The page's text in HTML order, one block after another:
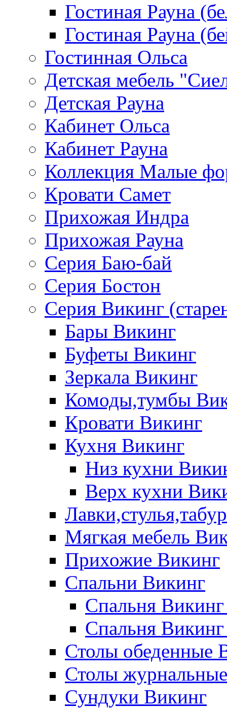
Гостиная Рауна
Гостиная Рауна
Гостинная Ольса
Детская мебель
Детская Рауна
Кабинет Ольса
Кабинет Рауна
Коллекция Малые
Кровати Самет
Прихожая Индра
Прихожая Рауна
Серия Баю-бай
Серия Бостон
Серия Викинг
Бары Викинг
Буфеты Викинг
Зеркала Викинг
Комоды,тумбы
Кровати Викинг
Кухня Викинг
Низ кухни
Верх кухни
Мягкая мебель
Прихожие Викинг
Спальни Викинг
Спальня
Спальня
Столы обеденные
Столы
Сундуки Викинг